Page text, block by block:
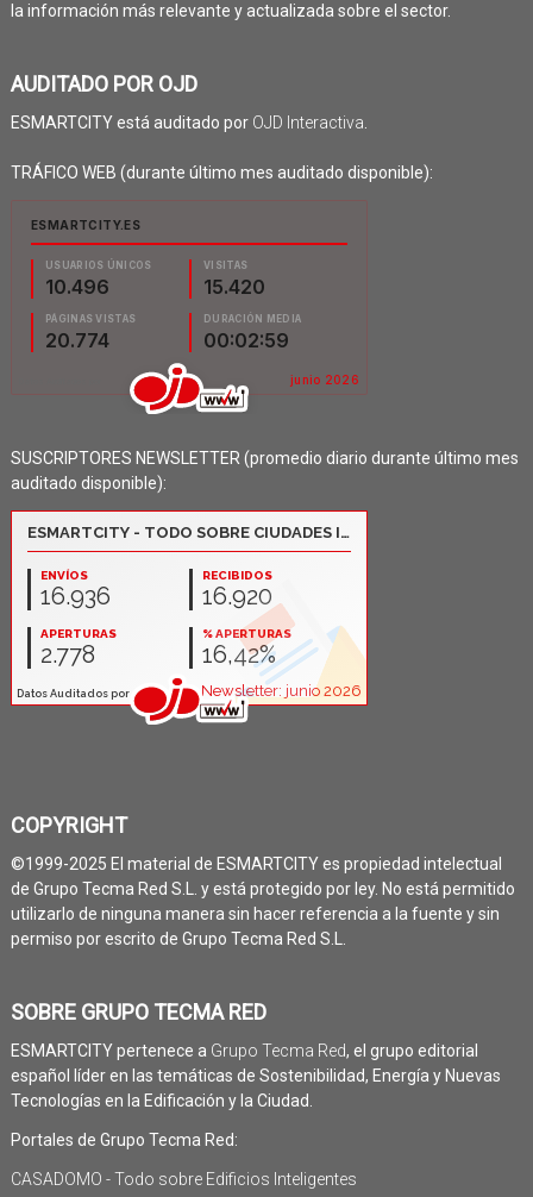
la información más relevante y actualizada sobre el sector.
AUDITADO POR OJD
ESMARTCITY está auditado por OJD Interactiva
TRÁFICO WEB (durante último mes auditado disponible):
SUSCRIPTORES NEWSLETTER (promedio diario durante último mes
auditado disponible):
COPYRIGHT
©1999-2025 El material de ESMARTCITY es propiedad intelectual
de Grupo Tecma Red S.L. y está protegido por ley. No está permitido
utilizarlo de ninguna manera sin hacer referencia a la fuente y sin
permiso por escrito de Grupo Tecma Red S.L.
SOBRE GRUPO TECMA RED
ESMARTCITY pertenece a Grupo Tecma Red, el grupo editorial
español líder en las temáticas de Sostenibilidad, Energía y Nuevas
Tecnologías en la Edificación y la Ciudad.
Portales de Grupo Tecma Red:
CASADOMO - Todo sobre Edificios Inteligentes